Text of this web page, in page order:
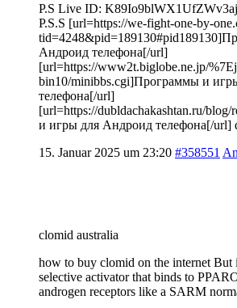
P.S Live ID:
P.S.S [url=https://we-fight-one-by-
Андроид телефона[/url]
[url=https://www2t.biglobe.ne.jp/
bin10/minibbs.cgi]Программы и
телефона[/url]
[url=https://dubldachakashtan.ru/
и игры для Андроид телефона[/url]
15. Januar 2025 um 23:20 #358551
clomid australia
how to buy clomid on the internet But
selective activator that binds to
androgen receptors like a SARM